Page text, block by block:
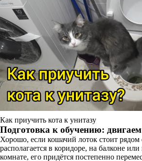
Как приучить кота к унитазу
Подготовка к обучению:
Хорошо, если кошачий лоток стоит рядом
располагается в коридоре, на балконе
комнате, его придётся постепенно